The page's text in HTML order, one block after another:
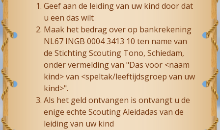
Geef aan de leiding van uw kind door dat
u een das wilt
Maak het bedrag over op bankrekening
NL67 INGB 0004 3413 10 ten name van
de Stichting Scouting Tono, Schiedam,
onder vermelding van "Das voor <naam
kind> van <speltak/leeftijdsgroep van uw
kind>".
Als het geld ontvangen is ontvangt u de
enige echte Scouting Aleidadas van de
leiding van uw kind